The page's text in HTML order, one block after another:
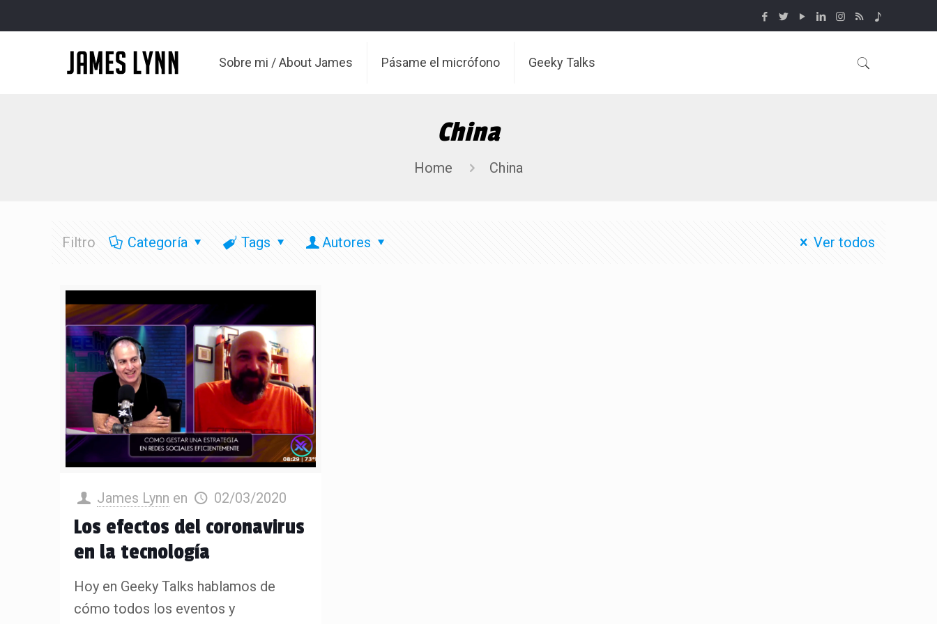
Sobre mi / About James Pásame el micrófono Geeky Talks
China
Home China
Filtro Categoría Tags Autores Ver todos
James Lynn en 02/03/2020
Los efectos del coronavirus
en la tecnología
Hoy en Geeky Talks hablamos de
cómo todos los eventos y